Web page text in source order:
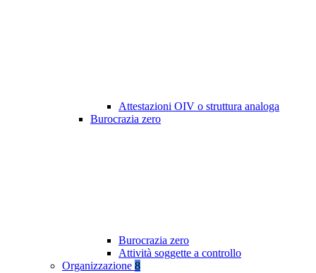
Attestazioni OIV o struttura analoga
Burocrazia zero
Burocrazia zero
Attività soggette a controllo
Organizzazione 8